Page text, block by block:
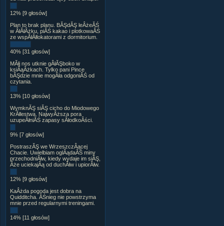
12% [9 głosów]
Plan to brak planu. BĂŞdĂŞ leÂżeĂŚ
w ÂłĂłÂżku, piĂŚ kakao i plotkowaĂŚ
ze wspĂłÂłlokatorami z dormitorium.
40% [31 głosów]
MĂłj nos utknie gÂłĂŞboko w
ksiÂąÂżkach. Tylko pani Pince
bĂŞdzie mnie mogÂła odgoniĂŚ od
czytania.
13% [10 głosów]
WymknĂŞ siĂŞ cicho do Miodowego
KrĂłlestwa. NajwyÂższa pora
uzupeÂłniĂŚ zapasy sÂłodkoÂści.
9% [7 głosów]
PostraszĂŞ we WrzeszczÂącej
Chacie. Uwielbiam oglÂądaĂŚ miny
przechodniĂłw, kiedy wydaje im siĂŞ,
Âże uciekajÂą od duchĂłw i upiorĂłw.
12% [9 głosów]
KaÂżda pogoda jest dobra na
Quidditcha. ÂŚnieg nie powstrzyma
mnie przed regularnymi treningami.
14% [11 głosów]